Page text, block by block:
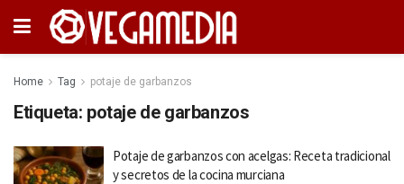
Home Tag potaje de garbanzos
Etiqueta: potaje de garbanzos
Potaje de garbanzos con acelgas: Receta tradicional
y secretos de la cocina murciana